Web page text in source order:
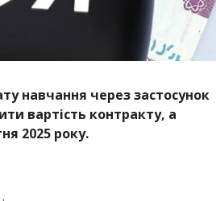
навчання через застосунок
вартість контракту, а
2025 року.